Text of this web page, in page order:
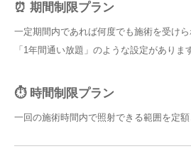
⏰ 期間制限プラン
一定期間内であれば何度でも施術を受け
「1年間通い放題」のような設定がありま
⏱️ 時間制限プラン
一回の施術時間内で照射できる範囲を定額